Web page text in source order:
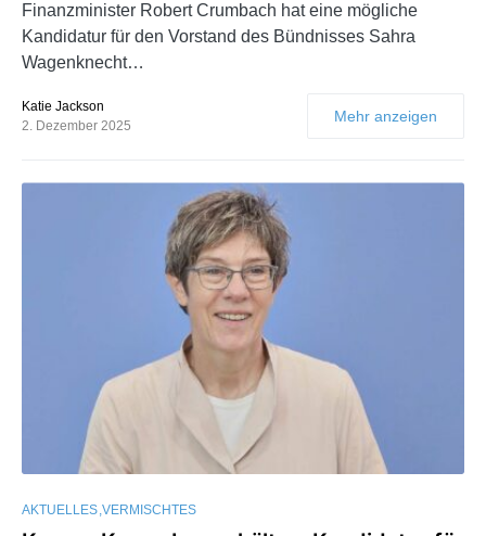
Finanzminister Robert Crumbach hat eine mögliche
Kandidatur für den Vorstand des Bündnisses Sahra
Wagenknecht…
Katie Jackson
2. Dezember 2025
Mehr anzeigen
AKTUELLES VERMISCHTES